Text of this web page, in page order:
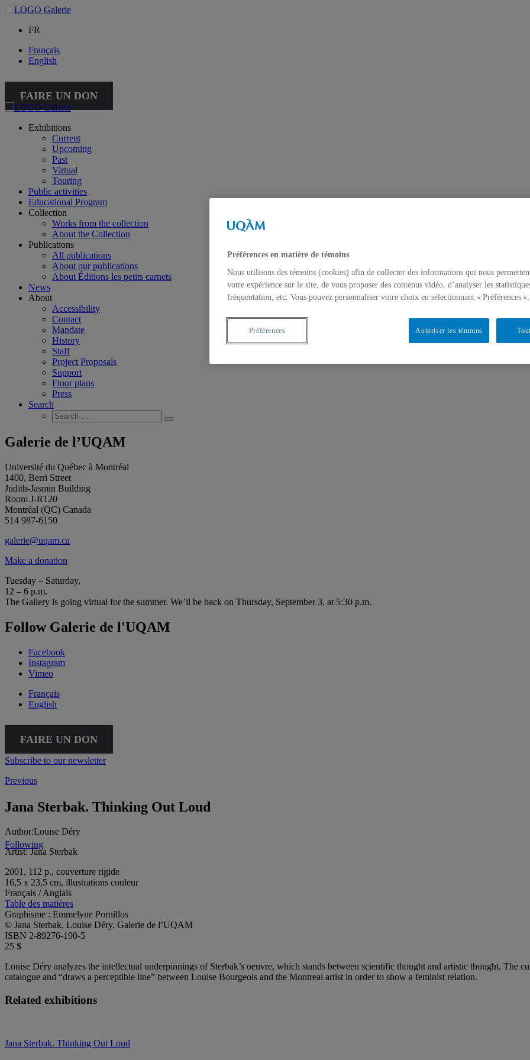
FR
Français
English
FAIRE UN DON
Exhibitions
Current
Upcoming
Past
Virtual
Touring
Public activities
Educational Program
Collection
Works from the collection
About the Collection
Publications
All publications
About our publications
About Éditions les petits carnets
News
About
Accessibility
Contact
Mandate
History
Staff
Project Proposals
Support
Floor plans
Press
Search
Search
for:
Search
Galerie de l’UQAM
Université du Québec à Montréal
1400, Berri Street
Judith-Jasmin Building
Room J-R120
Montréal (QC) Canada
514 987-6150
galerie@uqam.ca
Make a donation
Tuesday – Saturday,
12 – 6 p.m.
The Gallery is going virtual for the summer. We’ll be back on Thursday, September 3, at 5:30 p.m.
Follow Galerie de l'UQAM
Facebook
Instagram
Vimeo
Français
English
FAIRE UN DON
Subscribe to our newsletter
Previous
Following
Jana Sterbak. Thinking Out Loud
Author:Louise Déry
Artist:Jana Sterbak
2001, 112 p., couverture rigide
16,5 x 23,5 cm, illustrations couleur
Français / Anglais
Table des matières
Graphisme : Emmelyne Pornillos
© Jana Sterbak, Louise Déry, Galerie de l’UQAM
ISBN 2-89276-190-5
25 $
Louise Déry analyzes the intellectual underpinnings of Sterbak’s oeuvre, which stands between scientific thought and artistic thought. The
catalogue and “draws a perceptible line” between Louise Bourgeois and the Montreal artist in order to show a feminist relation.
Related exhibitions
Jana Sterbak. Thinking Out Loud
Préférences en matière de témoins
Nous utilisons des témoins (cookies) afin de collecter des informations qui nous
votre expérience sur le site, de vous proposer des contenus vidéo, d’analyser les
fréquentation, etc. Vous pouvez personnaliser votre choix en sélectionnant « Préférences ».
Autoriser les témoins
Préférences